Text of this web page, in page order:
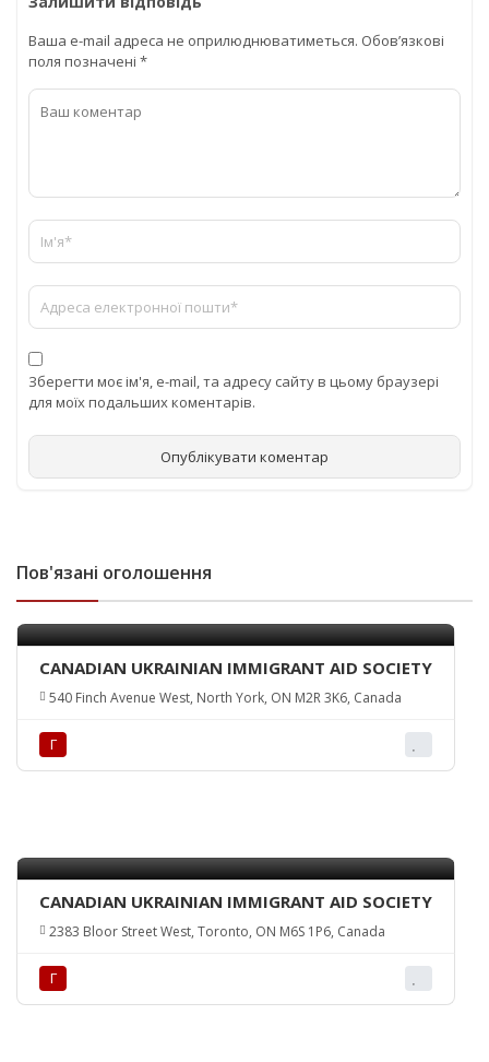
Ваша e-mail адреса не оприлюднюватиметься. Обов’язкові
поля позначені *
Зберегти моє ім'я, e-mail, та адресу сайту в цьому браузері
для моїх подальших коментарів.
Пов'язані оголошення
CANADIAN UKRAINIAN IMMIGRANT AID SOCIETY
540 Finch Avenue West, North York, ON M2R 3K6, Canada
Г
CANADIAN UKRAINIAN IMMIGRANT AID SOCIETY
2383 Bloor Street West, Toronto, ON M6S 1P6, Canada
Г